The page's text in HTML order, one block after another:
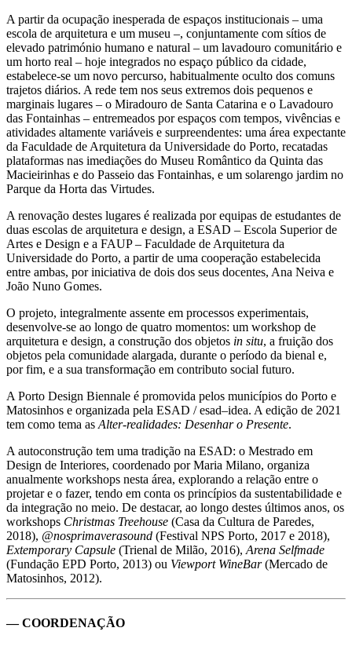
A partir da ocupação inesperada de espaços institucionais – uma
escola de arquitetura e um museu –, conjuntamente com sítios de
elevado património humano e natural – um lavadouro comunitário e
um horto real – hoje integrados no espaço público da cidade,
estabelece-se um novo percurso, habitualmente oculto dos comuns
trajetos diários. A rede tem nos seus extremos dois pequenos e
marginais lugares – o Miradouro de Santa Catarina e o Lavadouro
das Fontainhas – entremeados por espaços com tempos, vivências e
atividades altamente variáveis e surpreendentes: uma área expectante
da Faculdade de Arquitetura da Universidade do Porto, recatadas
plataformas nas imediações do Museu Romântico da Quinta das
Macieirinhas e do Passeio das Fontainhas, e um solarengo jardim no
Parque da Horta das Virtudes.
A renovação destes lugares é realizada por equipas de estudantes de
duas escolas de arquitetura e design, a ESAD – Escola Superior de
Artes e Design e a FAUP – Faculdade de Arquitetura da
Universidade do Porto, a partir de uma cooperação estabelecida
entre ambas, por iniciativa de dois dos seus docentes, Ana Neiva e
João Nuno Gomes.
O projeto, integralmente assente em processos experimentais,
desenvolve-se ao longo de quatro momentos: um workshop de
arquitetura e design, a construção dos objetos in situ, a fruição dos
objetos pela comunidade alargada, durante o período da bienal e,
por fim, e a sua transformação em contributo social futuro.
A Porto Design Biennale é promovida pelos municípios do Porto e
Matosinhos e organizada pela ESAD / esad–idea. A edição de 2021
tem como tema as Alter-realidades: Desenhar o Presente.
A autoconstrução tem uma tradição na ESAD: o Mestrado em
Design de Interiores, coordenado por Maria Milano, organiza
anualmente workshops nesta área, explorando a relação entre o
projetar e o fazer, tendo em conta os princípios da sustentabilidade e
da integração no meio. De destacar, ao longo destes últimos anos, os
workshops Christmas Treehouse (Casa da Cultura de Paredes,
2018), @nosprimaverasound (Festival NPS Porto, 2017 e 2018),
Extemporary Capsule (Trienal de Milão, 2016), Arena Selfmade
(Fundação EPD Porto, 2013) ou Viewport WineBar(Mercado de
Matosinhos, 2012).
— COORDENAÇÃO